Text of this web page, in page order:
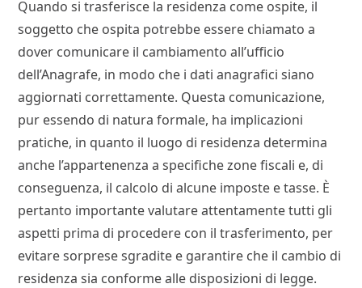
Quando si trasferisce la residenza come ospite, il
soggetto che ospita potrebbe essere chiamato a
dover comunicare il cambiamento all’ufficio
dell’Anagrafe, in modo che i dati anagrafici siano
aggiornati correttamente. Questa comunicazione,
pur essendo di natura formale, ha implicazioni
pratiche, in quanto il luogo di residenza determina
anche l’appartenenza a specifiche zone fiscali e, di
conseguenza, il calcolo di alcune imposte e tasse. È
pertanto importante valutare attentamente tutti gli
aspetti prima di procedere con il trasferimento, per
evitare sorprese sgradite e garantire che il cambio di
residenza sia conforme alle disposizioni di legge.